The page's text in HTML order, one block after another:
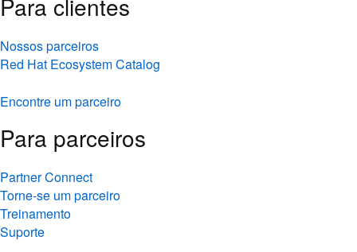
Para clientes
Nossos parceiros
Red Hat Ecosystem Catalog
Encontre um parceiro
Para parceiros
Partner Connect
Torne-se um parceiro
Treinamento
Suporte